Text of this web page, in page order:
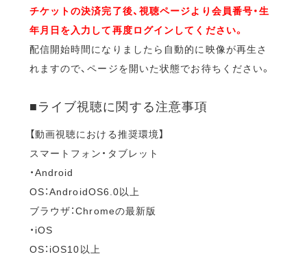
チケットの決済完了後、視聴ページより会員番号・生
年月日を入力して再度ログインしてください。
配信開始時間になりましたら自動的に映像が再生さ
れますので、ページを開いた状態でお待ちください。
■ライブ視聴に関する注意事項
【動画視聴における推奨環境】
スマートフォン・タブレット
・Android
OS：AndroidOS6.0以上
ブラウザ：Chromeの最新版
・iOS
OS：iOS10以上